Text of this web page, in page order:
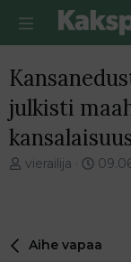
julkisti
V
vierailija
E
m
Aihe vapaa